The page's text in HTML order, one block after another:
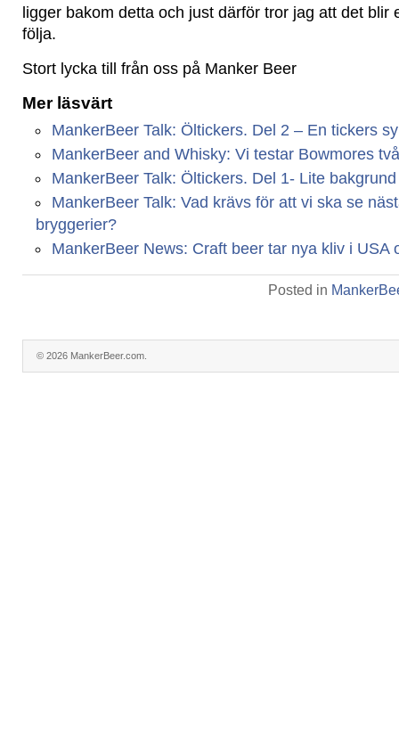
ligger bakom detta och just därför tror jag att det blir
följa.
Stort lycka till från oss på Manker Beer
Mer läsvärt
MankerBeer Talk: Öltickers. Del 2 – En tickers
MankerBeer and Whisky: Vi testar Bowmores
MankerBeer Talk: Öltickers. Del 1- Lite bakgrund
MankerBeer Talk: Vad krävs för att vi ska se
bryggerier?
MankerBeer News: Craft beer tar nya kliv i USA
Posted in
© 2026 MankerBeer.com.